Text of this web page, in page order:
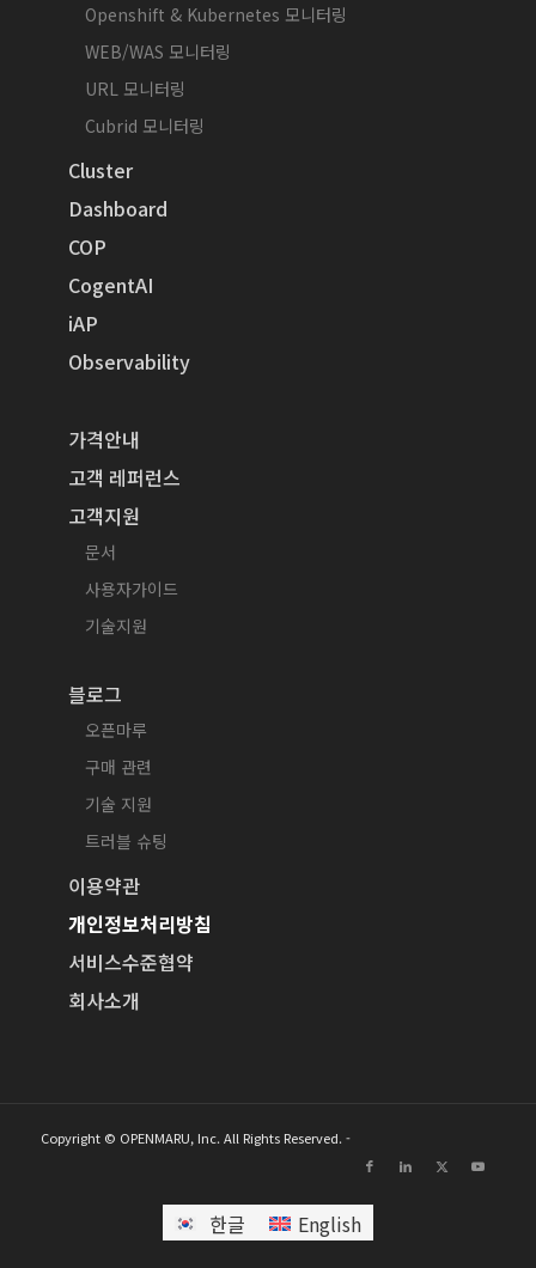
Openshift & Kubernetes 모니터링
WEB/WAS 모니터링
URL 모니터링
Cubrid 모니터링
Cluster
Dashboard
COP
CogentAI
iAP
Observability
가격안내
고객 레퍼런스
고객지원
문서
사용자가이드
기술지원
블로그
오픈마루
구매 관련
기술 지원
트러블 슈팅
이용약관
개인정보처리방침
서비스수준협약
회사소개
Copyright © OPENMARU, Inc. All Rights Reserved. -
한글 English